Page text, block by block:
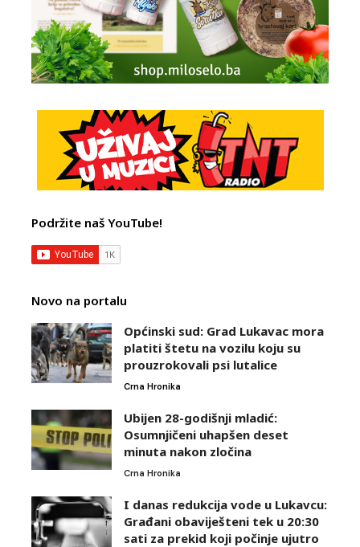
Podržite naš YouTube!
Novo na portalu
Općinski sud: Grad Lukavac mora
platiti štetu na vozilu koju su
prouzrokovali psi lutalice
Crna Hronika
Ubijen 28-godišnji mladić:
Osumnjičeni uhapšen deset
minuta nakon zločina
Crna Hronika
I danas redukcija vode u Lukavcu:
Građani obaviješteni tek u 20:30
sati za prekid koji počinje ujutro